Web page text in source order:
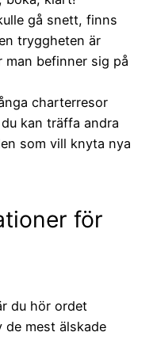
gå snett, finns
tryggheten är
man befinner sig på
charterresor
kan träffa andra
som vill knyta nya
för
du hör ordet
de mest älskade